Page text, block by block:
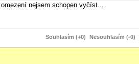
nejsem schopen vyčíst...
Souhlasím (+0) Nesouhlasím (-0)